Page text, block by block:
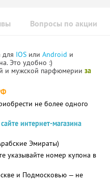
Вопросы по акции
для IOS или Android и
Это удобно :)
и мужской парфюмерии за
не более одного
интернет-магазина
Эмираты)
указывайте номер купона в
и Подмосковью — не